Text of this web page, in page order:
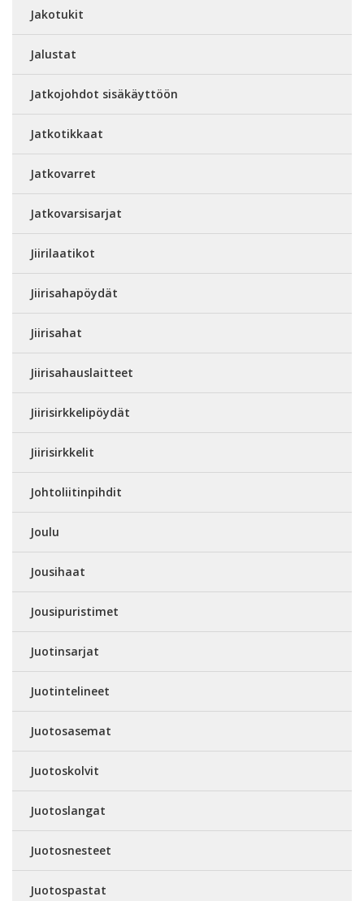
Jakotukit
Jalustat
Jatkojohdot sisäkäyttöön
Jatkotikkaat
Jatkovarret
Jatkovarsisarjat
Jiirilaatikot
Jiirisahapöydät
Jiirisahat
Jiirisahauslaitteet
Jiirisirkkelipöydät
Jiirisirkkelit
Johtoliitinpihdit
Joulu
Jousihaat
Jousipuristimet
Juotinsarjat
Juotintelineet
Juotosasemat
Juotoskolvit
Juotoslangat
Juotosnesteet
Juotospastat